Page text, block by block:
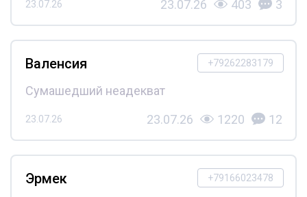
23.07.26 23.07.26 403 3
+79262283179
Валенсия
Сумашедший неадекват
23.07.26 23.07.26 1220 12
+79166023478
Эрмек